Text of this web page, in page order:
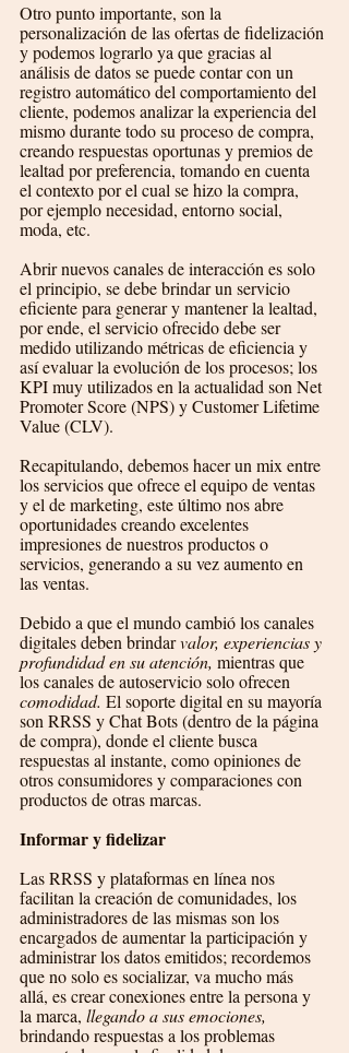
Otro punto importante, son la
personalización de las ofertas de fidelización
y podemos lograrlo ya que gracias al
análisis de datos se puede contar con un
registro automático del comportamiento del
cliente, podemos analizar la experiencia del
mismo durante todo su proceso de compra,
creando respuestas oportunas y premios de
lealtad por preferencia, tomando en cuenta
el contexto por el cual se hizo la compra,
por ejemplo necesidad, entorno social,
moda, etc.
Abrir nuevos canales de interacción es solo
el principio, se debe brindar un servicio
eficiente para generar y mantener la lealtad,
por ende, el servicio ofrecido debe ser
medido utilizando métricas de eficiencia y
así evaluar la evolución de los procesos; los
KPI muy utilizados en la actualidad son Net
Promoter Score (NPS) y Customer Lifetime
Value (CLV).
Recapitulando, debemos hacer un mix entre
los servicios que ofrece el equipo de ventas
y el de marketing, este último nos abre
oportunidades creando excelentes
impresiones de nuestros productos o
servicios, generando a su vez aumento en
las ventas.
Debido a que el mundo cambió los canales
digitales deben brindar valor, experiencias y
profundidad en su atención, mientras que
los canales de autoservicio solo ofrecen
comodidad. El soporte digital en su mayoría
son RRSS y Chat Bots (dentro de la página
de compra), donde el cliente busca
respuestas al instante, como opiniones de
otros consumidores y comparaciones con
productos de otras marcas.
Informar y fidelizar
Las RRSS y plataformas en línea nos
facilitan la creación de comunidades, los
administradores de las mismas son los
encargados de aumentar la participación y
administrar los datos emitidos; recordemos
que no solo es socializar, va mucho más
allá, es crear conexiones entre la persona y
la marca, llegando a sus emociones,
brindando respuestas a los problemas